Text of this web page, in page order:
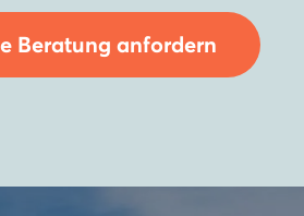
Beratung anfordern